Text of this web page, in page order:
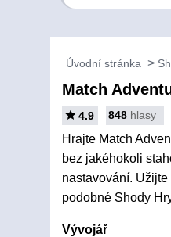
Úvodní stránka
Match
4.9 848 hlasy
Hrajte Match
bez jakéhokoli
nastavování.
podobné Shody
Vývojář